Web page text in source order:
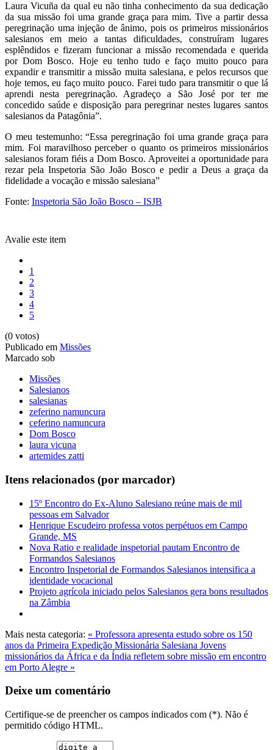
Laura Vicuña da qual eu não tinha conhecimento da sua dedicação
da sua missão foi uma grande graça para mim. Tive a partir dessa
peregrinação uma injeção de ânimo, pois os primeiros missionários
salesianos em meio a tantas dificuldades, construíram lugares
esplêndidos e fizeram funcionar a missão recomendada e querida
por Dom Bosco. Hoje eu tenho tudo e faço muito pouco para
expandir e transmitir a missão muita salesiana, e pelos recursos que
hoje temos, eu faço muito pouco. Farei tudo para transmitir o que lá
aprendi nesta peregrinação. Agradeço a São José por ter me
concedido saúde e disposição para peregrinar nestes lugares santos
salesianos da Patagônia”.
O meu testemunho: “Essa peregrinação foi uma grande graça para
mim. Foi maravilhoso perceber o quanto os primeiros missionários
salesianos foram fiéis a Dom Bosco. Aproveitei a oportunidade para
rezar pela Inspetoria São João Bosco e pedir a Deus a graça da
fidelidade a vocação e missão salesiana”
Fonte: Inspetoria São João Bosco – ISJB
Avalie este item
1
2
3
4
5
(0 votos)
Publicado em Missões
Marcado sob
Missões
Salesianos
salesianas
zeferino namuncura
ceferino namuncura
Dom Bosco
laura vicuna
artemides zatti
Itens relacionados (por marcador)
15º Encontro do Ex-Aluno Salesiano reúne mais de mil
pessoas em Salvador
Henrique Escudeiro professa votos perpétuos em Campo
Grande, MS
Nova Ratio e realidade inspetorial pautam Encontro de
Formandos Salesianos
Encontro Inspetorial de Formandos Salesianos intensifica a
identidade vocacional
Projeto agrícola iniciado pelos Salesianos gera bons resultados
na Zâmbia
Mais nesta categoria: « Professora apresenta estudo sobre os 150
anos da Primeira Expedição Missionária Salesiana Jovens
missionários da África e da Índia refletem sobre missão em encontro
em Porto Alegre »
Deixe um comentário
Certifique-se de preencher os campos indicados com (*). Não é
permitido código HTML.